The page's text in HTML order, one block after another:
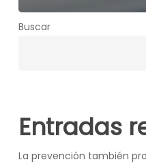
Buscar
Entradas
La prevención también